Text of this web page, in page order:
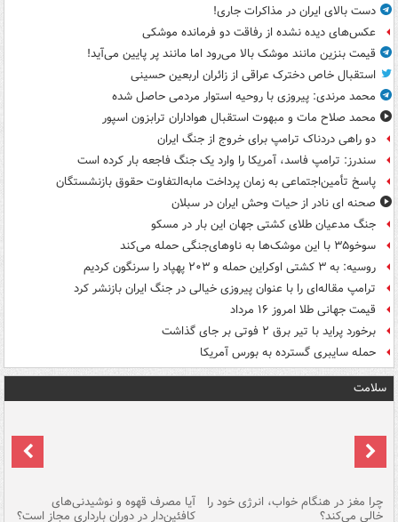
دست بالای ایران در مذاکرات جاری!
عکس‌های دیده نشده از رفاقت دو فرمانده‌ موشکی
قیمت بنزین مانند موشک بالا می‌رود اما مانند پر پایین می‌آید!
استقبال خاص دخترک عراقی از زائران اربعین حسینی
محمد مرندی: پیروزی با روحیه استوار مردمی حاصل شده
محمد صلاح مات و مبهوت استقبال هواداران ترابزون اسپور
دو راهی دردناک ترامپ برای خروج از جنگ ایران
سندرز: ترامپ فاسد، آمریکا را وارد یک جنگ فاجعه بار کرده است
پاسخ تأمین‌اجتماعی به زمان پرداخت مابه‌التفاوت حقوق بازنشستگان
صحنه ای نادر از حیات وحش ایران در سبلان
جنگ مدعیان طلای کشتی جهان این بار در مسکو
سوخو۳۵ با این موشک‌ها به ناوهای‌جنگی حمله می‌کند
روسیه: به ۳ کشتی اوکراین حمله و ۲۰۳ پهپاد را سرنگون کردیم
ترامپ مقاله‌ای را با عنوان پیروزی خیالی در جنگ ایران بازنشر کرد
قیمت جهانی طلا امروز ۱۶ مرداد
برخورد پراید با تیر برق ۲ فوتی بر جای گذاشت
حمله سایبری گسترده به بورس آمریکا
سلامت
چرا مغز در هنگام خواب، انرژی خود را
خالی می‌کند؟
آیا مصرف قهوه و نوشیدنی‌های
کافئین‌دار در دوران بارداری مجاز است؟